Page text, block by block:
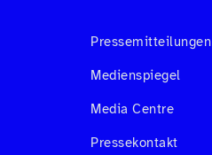
Pressemitteilungen
Medienspiegel
Media Centre
Pressekontakt